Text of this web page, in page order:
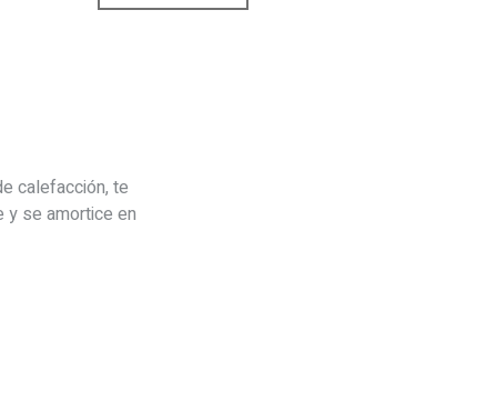
calefacción, te
y se amortice en